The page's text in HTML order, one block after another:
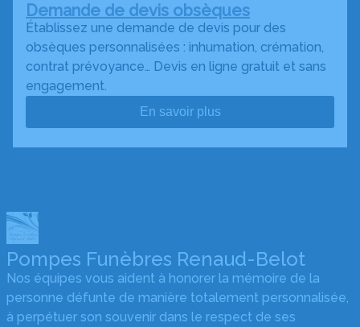
Demande de devis obsèques
Établissez une demande de devis pour des
obsèques personnalisées : inhumation, crémation,
contrat prévoyance… Devis en ligne gratuit et sans
engagement.
En savoir plus
Pompes Funèbres Renaud-Belot
Nos équipes vous aident à honorer la mémoire de la
personne défunte de manière totalement personnalisée,
à perpétuer son souvenir dans le respect de ses